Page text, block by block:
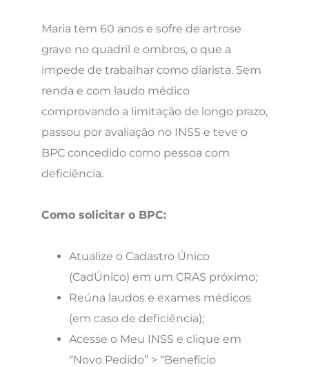
Maria tem 60 anos e sofre de artrose
grave no quadril e ombros, o que a
impede de trabalhar como diarista. Sem
renda e com laudo médico
comprovando a limitação de longo prazo,
passou por avaliação no INSS e teve o
BPC concedido como pessoa com
deficiência.
Como solicitar o BPC:
Atualize o Cadastro Único
(CadÚnico) em um CRAS próximo;
Reúna laudos e exames médicos
(em caso de deficiência);
Acesse o Meu INSS e clique em
“Novo Pedido” > “Benefício